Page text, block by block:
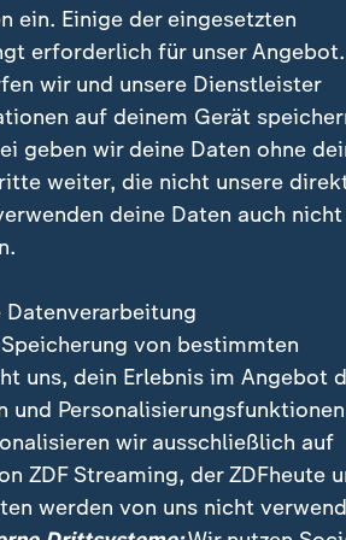
Forscher der britischen
beim Spielen oder
ein. Einige der eingesetzten
erforderlich für unser
wir und unsere Dienstleister
auf deinem Gerät
geben wir deine Daten ohne
weiter, die nicht unsere
deine Daten auch nicht
von bestimmten
uns, dein Erlebnis im Angebot
und Personalisierungsfunktionen
wir ausschließlich auf
ZDF Streaming, der ZDFheute
werden von uns nicht